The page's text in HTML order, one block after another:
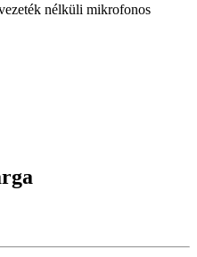
nélküli mikrofonos